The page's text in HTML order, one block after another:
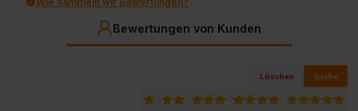
Bewertungen von Kunden
Löschen Suche